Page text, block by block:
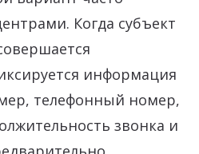
Когда субъект
информация
телефонный номер,
звонка и